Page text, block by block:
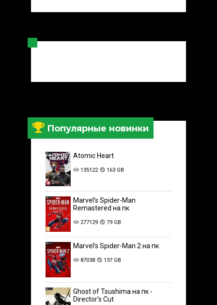
Популярные новинки
Atomic Heart
135122 163 GB
Marvel’s Spider-Man
Remastered на пк
277129 79 GB
Marvel’s Spider-Man 2 на пк
87038 137 GB
Ghost of Tsushima на пк -
Director's Cut